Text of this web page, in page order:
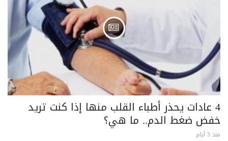
4 عادات يحذر أطباء القلب منها إذا كنت تريد
خفض ضغط الدم.. ما هي؟
منذ 3 أيام